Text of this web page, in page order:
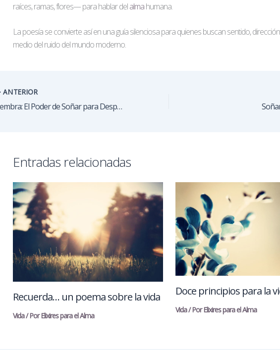
raíces, ramas, flores— para hablar delalmahumana.
La poesía se convierte así en una guía silenciosa para quienes buscan sentido,
medio del ruido del mundo moderno.
ANTERIOR
Siembra: El Poder de Soñar para Despertar a la Vida
Entradas relacionadas
Recuerda… un poema sobre la vida
Vida/ PorElixires para el Alma
Doce principios para la
Vida/ PorElixires para el Alma